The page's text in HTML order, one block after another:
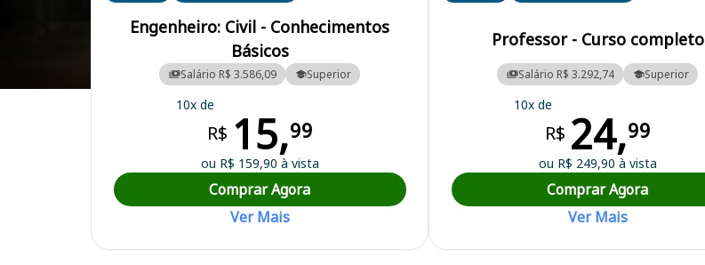
Curso Preparatório para o Concurso Itapejara d Oeste/PR - Prefeitura Municipal
Engenheiro: Civil - Conhecimentos
Básicos
Salário R$ 3.586,09 Superior
10x de
R$ 15,99
ou R$ 159,90 à vista
Comprar Agora
Ver Mais
Professor - Curso completo
Salário R$ 3.292,74 Superior
10x de
R$ 24,99
ou R$ 249,90 à vista
Comprar Agora
Ver Mais